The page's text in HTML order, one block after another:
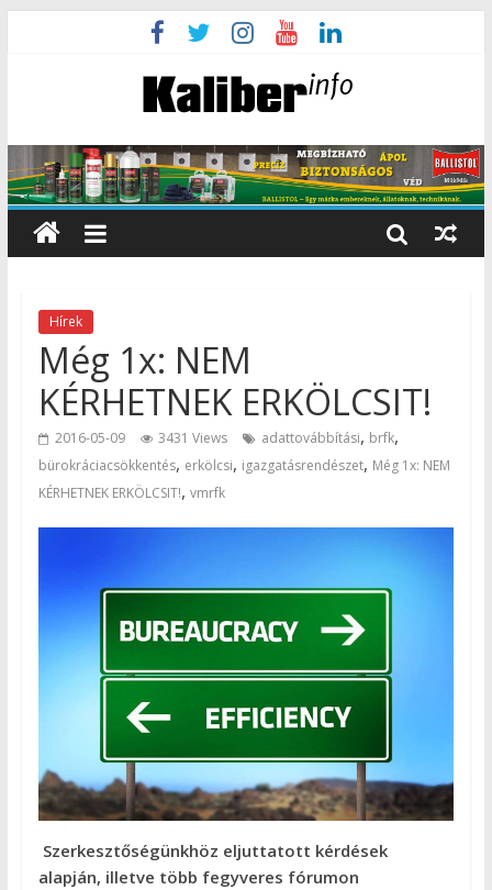
Hírek
Még 1x: NEM
KÉRHETNEK ERKÖLCSIT!
2016-05-09 3431 Views adattovábbítási, brfk,
bürokráciacsökkentés, erkölcsi, igazgatásrendészet, Még 1x: NEM
KÉRHETNEK ERKÖLCSIT!, vmrfk
Szerkesztőségünkhöz eljuttatott kérdések
alapján, illetve több fegyveres fórumon